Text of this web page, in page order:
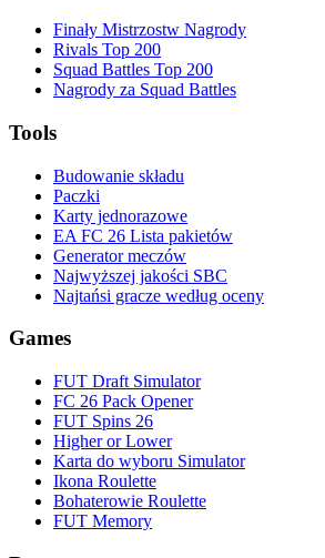
Finały Mistrzostw Nagrody
Rivals Top 200
Squad Battles Top 200
Nagrody za Squad Battles
Tools
Budowanie składu
Paczki
Karty jednorazowe
EA FC 26 Lista pakietów
Generator meczów
Najwyższej jakości SBC
Najtańsi gracze według oceny
Games
FUT Draft Simulator
FC 26 Pack Opener
FUT Spins 26
Higher or Lower
Karta do wyboru Simulator
Ikona Roulette
Bohaterowie Roulette
FUT Memory